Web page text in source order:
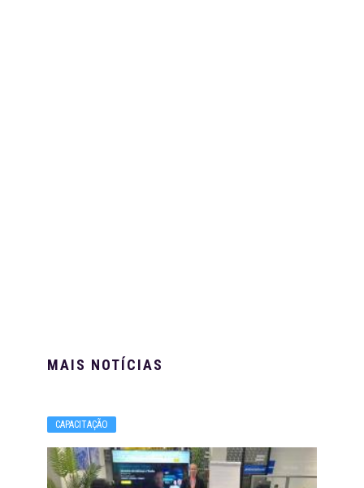
MAIS NOTÍCIAS
CAPACITAÇÃO